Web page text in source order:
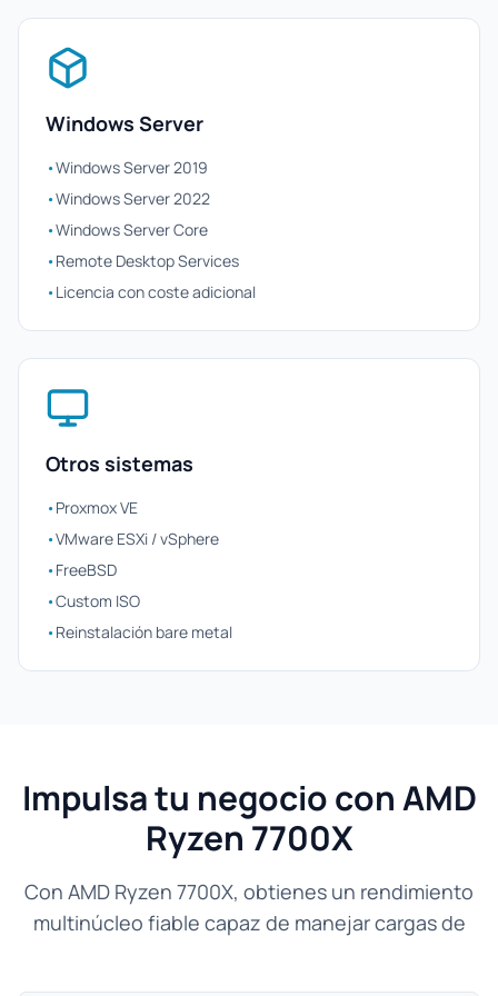
Windows Server
•Windows Server 2019
•Windows Server 2022
•Windows Server Core
•Remote Desktop Services
•Licencia con coste adicional
Otros sistemas
•Proxmox VE
•VMware ESXi / vSphere
•FreeBSD
•Custom ISO
•Reinstalación bare metal
Impulsa tu negocio con AMD
Ryzen 7700X
Con AMD Ryzen 7700X, obtienes un rendimiento
multinúcleo fiable capaz de manejar cargas de